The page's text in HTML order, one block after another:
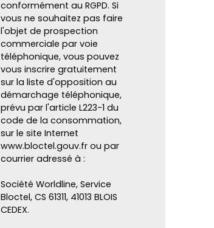
conformément au RGPD. Si
vous ne souhaitez pas faire
l'objet de prospection
commerciale par voie
téléphonique, vous pouvez
vous inscrire gratuitement
sur la liste d'opposition au
démarchage téléphonique,
prévu par l'article L223-1 du
code de la consommation,
sur le site Internet
www.bloctel.gouv.fr ou par
courrier adressé à :
Société Worldline, Service
Bloctel, CS 61311, 41013 BLOIS
CEDEX.